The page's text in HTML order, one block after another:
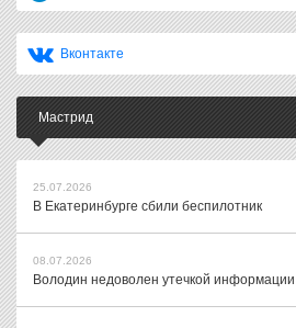
Вконтакте
Мастрид
25.07.2026
В Екатеринбурге сбили беспилотник
08.07.2026
Володин недоволен утечкой